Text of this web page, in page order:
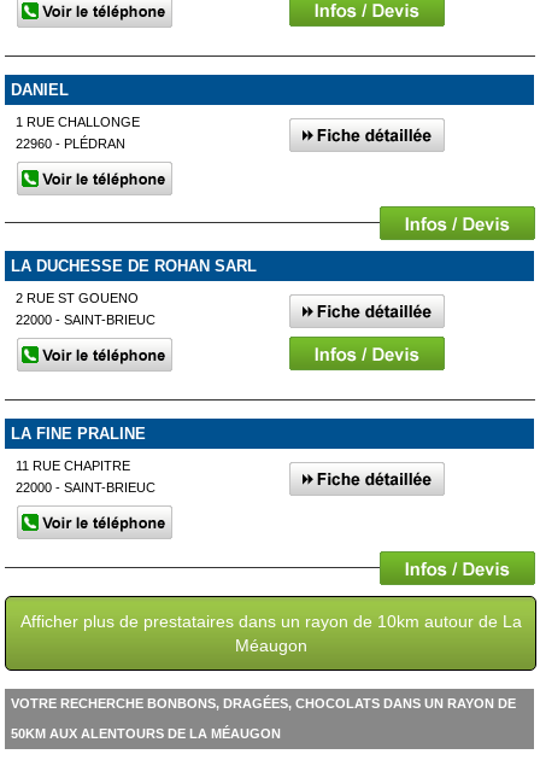
DANIEL
1 RUE CHALLONGE
22960 - PLÉDRAN
LA DUCHESSE DE ROHAN SARL
2 RUE ST GOUENO
22000 - SAINT-BRIEUC
LA FINE PRALINE
11 RUE CHAPITRE
22000 - SAINT-BRIEUC
Afficher plus de prestataires dans un rayon de 10km autour de La
Méaugon
VOTRE RECHERCHE BONBONS, DRAGÉES, CHOCOLATS DANS UN RAYON DE
50KM AUX ALENTOURS DE LA MÉAUGON